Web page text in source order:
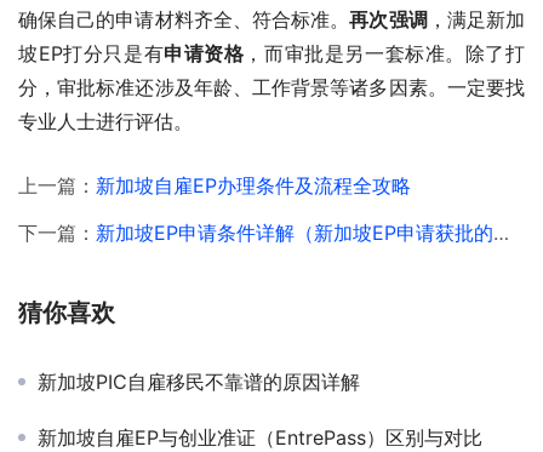
确保自己的申请材料齐全、符合标准。再次强调 ，满足新加
坡EP打分只是有申请资格 ，而审批是另一套标准。除了打
分，审批标准还涉及年龄、工作背景等诸多因素。一定要找
专业人士进行评估。
上一篇： 新加坡自雇EP办理条件及流程全攻略
下一篇： 新加坡EP申请条件详解（新加坡EP申请获批的精髓）
猜你喜欢
新加坡PIC自雇移民不靠谱的原因详解
新加坡自雇EP与创业准证（EntrePass）区别与对比